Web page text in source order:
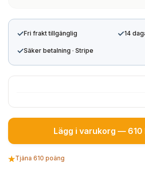
✓Fri frakt tillgänglig ✓14
✓Säker betalning · Stripe
Lägg i varukorg — 610
Tjäna 610 poäng